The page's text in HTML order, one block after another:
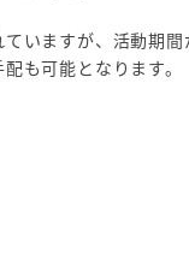
いますが、活動期
も可能となります。